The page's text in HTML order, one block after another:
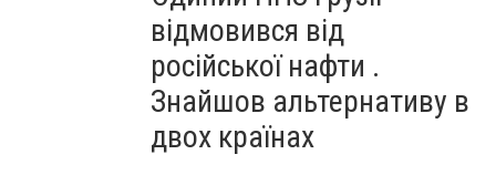
відмовився від
російської нафти .
Знайшов альтернативу в
двох країнах